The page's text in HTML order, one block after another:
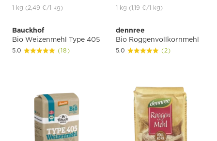
1 kg (2,49 €/1 kg) 1 kg (1,19 €/1 kg)
Bauckhof
Bio Weizenmehl Type 405
5.0 (18)
dennree
Bio Roggenvollkornmehl
5.0 (2)